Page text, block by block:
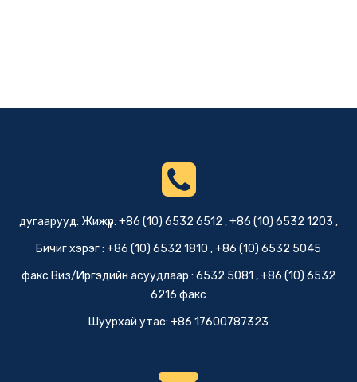
дугаарууд: Жижүүр: +86 (10) 6532 6512 , +86 (10) 6532 1203 ,
Бичиг хэрэг : +86 (10) 6532 1810 , +86 (10) 6532 5045
факс Виз/Иргэдийн асуудлаар : 6532 5081 , +86 (10) 6532
6216 факс
Шуурхай утас: +86 17600787323